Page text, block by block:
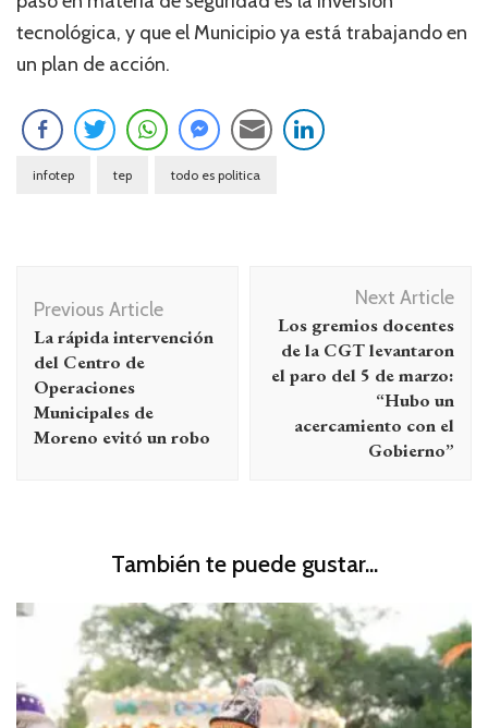
tecnológica, y que el Municipio ya está trabajando en
un plan de acción.
infotep tep todo es politica
de
entradas
Previous Article
La rápida intervención
del Centro de
Operaciones
Municipales de
Moreno evitó un robo
Next Article
Los gremios docentes
de la CGT levantaron
el paro del 5 de marzo:
“Hubo un
acercamiento con el
Gobierno”
También te puede gustar...